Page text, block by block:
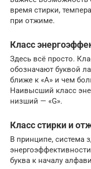
время стирки,
при отжиме.
Класс
Здесь всё просто.
обозначают буквой
ближе к «А» и чем
Наивысший класс
низший — «G».
Класс стирки и
В принципе, система
буква к началу